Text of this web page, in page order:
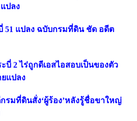
ปลง
51 แปลง ฉบับกรมที่ดิน ชัด อดีต
บี่ 2 ไร่ถูกดีเอสไอสอบเป็นของตัว
แปลง
รมที่ดินสั่ง‘ผู้ร้อง’หลังรู้ชื่อขาใหญ่